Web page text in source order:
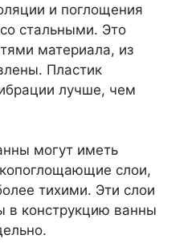
и поглощения
стальными. Это
материала, из
Пластик
лучше, чем
могут иметь
слои,
тихими. Эти слои
в конструкцию ванны